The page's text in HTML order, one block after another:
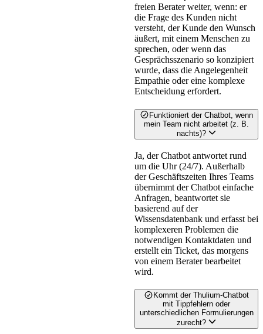
freien Berater weiter, wenn: er
die Frage des Kunden nicht
versteht, der Kunde den Wunsch
äußert, mit einem Menschen zu
sprechen, oder wenn das
Gesprächsszenario so konzipiert
wurde, dass die Angelegenheit
Empathie oder eine komplexe
Entscheidung erfordert.
Funktioniert der Chatbot, wenn
mein Team nicht arbeitet (z. B.
nachts)?
Ja, der Chatbot antwortet rund
um die Uhr (24/7). Außerhalb
der Geschäftszeiten Ihres Teams
übernimmt der Chatbot einfache
Anfragen, beantwortet sie
basierend auf der
Wissensdatenbank und erfasst bei
komplexeren Problemen die
notwendigen Kontaktdaten und
erstellt ein Ticket, das morgens
von einem Berater bearbeitet
wird.
Kommt der Thulium-Chatbot
mit Tippfehlern oder
unterschiedlichen Formulierungen
zurecht?